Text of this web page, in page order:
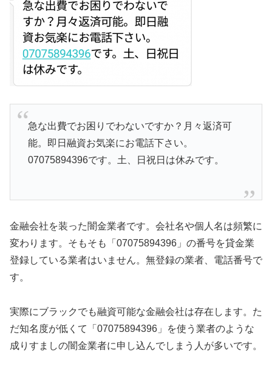
急な出費でお困りでわないですか？月々返済可
能。即日融資お気楽にお電話下さい。
07075894396です。土、日祝日は休みです。
金融会社を装った闇金業者です。会社名や個人名は頻繁に
変わります。そもそも「07075894396」の番号を貸金業
登録している業者はいません。無登録の業者、電話番号で
す。
実際にブラックでも融資可能な金融会社は存在します。た
だ知名度が低くて「07075894396」を使う業者のような
成りすましの闇金業者に申し込んでしまう人が多いです。